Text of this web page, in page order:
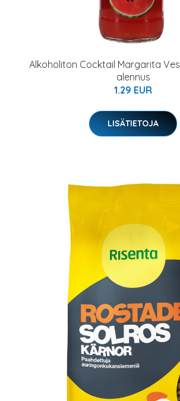
Alkoholiton Cocktail Margarita
alennus
1.29 EUR
LISÄTIETOJA